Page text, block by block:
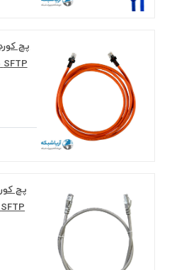
SFTP با روکش PVC نارنجی 3 متری
SFTP با روکش PVC طوسی 1 متری